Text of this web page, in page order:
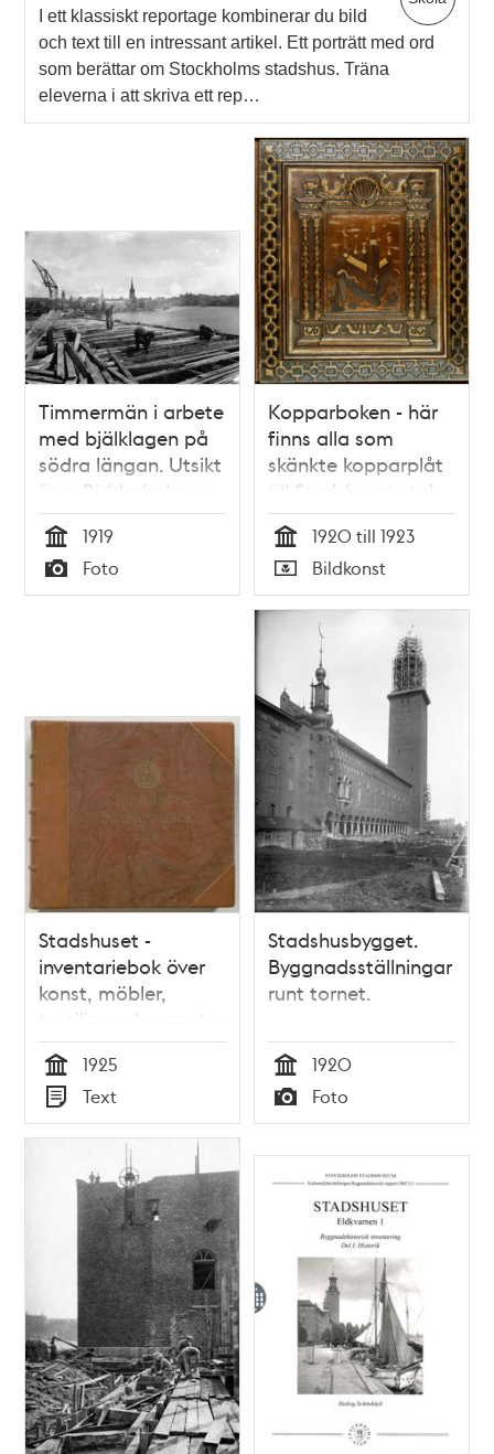
I ett klassiskt reportage kombinerar du bild
och text till en intressant artikel. Ett porträtt med ord
som berättar om Stockholms stadshus. Träna
eleverna i att skriva ett rep…
Timmermän i arbete
med bjälklagen på
södra längan. Utsikt
över Riddarholmen
och Södermalm.
Tid
1919
Typ
Foto
Kopparboken - här
finns alla som
skänkte kopparplåt
till Stadshusets tak
1920
Tid
1920 till 1923
Typ
Bildkonst
Stadshuset -
inventariebok över
konst, möbler,
textilier och armatur
1925
Tid
1925
Typ
Text
Stadshusbygget.
Byggnadsställningar
runt tornet.
Tid
1920
Typ
Foto